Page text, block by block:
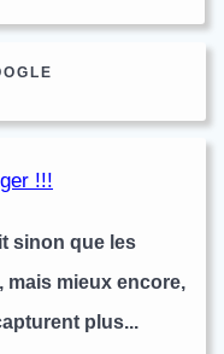
!!!
sinon que les
mieux encore,
plus...